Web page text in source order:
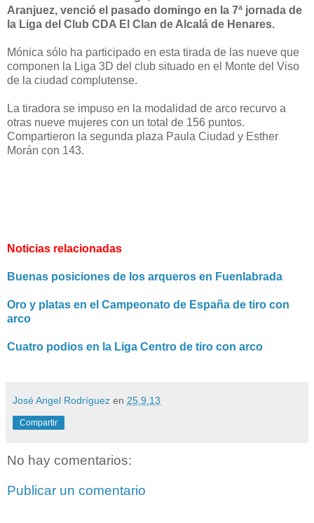
Aranjuez, venció el pasado domingo en la 7ª jornada de
la Liga del Club CDA El Clan de Alcalá de Henares.
Mónica sólo ha participado en esta tirada de las nueve que
componen la Liga 3D del club situado en el Monte del Viso
de la ciudad complutense.
La tiradora se impuso en la modalidad de arco recurvo a
otras nueve mujeres con un total de 156 puntos.
Compartieron la segunda plaza Paula Ciudad y Esther
Morán con 143.
Noticias relacionadas
Buenas posiciones de los arqueros en Fuenlabrada
Oro y platas en el Campeonato de España de tiro con
arco
Cuatro podios en la Liga Centro de tiro con arco
José Angel Rodríguez en 25.9.13
Compartir
No hay comentarios:
Publicar un comentario